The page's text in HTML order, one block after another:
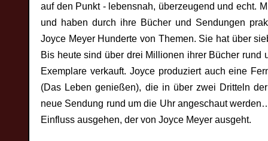
auf den Punkt - lebensnah, überzeugend und echt.
und haben durch ihre Bücher und Sendungen
Joyce Meyer Hunderte von Themen. Sie hat über
Bis heute sind über drei Millionen ihrer Bücher
Exemplare verkauft. Joyce produziert auch eine
(Das Leben genießen), die in über zwei Dritteln
neue Sendung rund um die Uhr angeschaut
Einfluss ausgehen, der von Joyce Meyer ausgeht.